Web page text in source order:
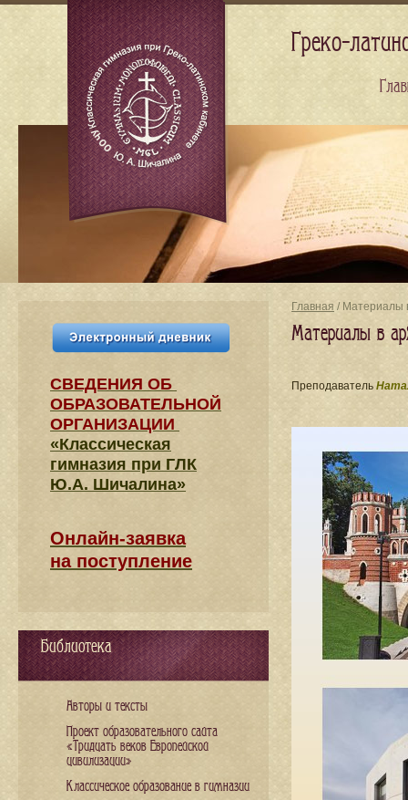
Главная / Материалы
Материалы в
Преподаватель
СВЕДЕНИЯ​ ОБ
ОБРАЗОВАТЕЛЬНОЙ
ОРГАНИЗАЦИИ
«Классическая
гимназия при ГЛК
Ю.А. Шичалина»
Онлайн-заявка
на поступление
Библиотека
Авторы и тексты
Проект образовательного сайта
«Тридцать веков Европейской
цивилизации»
Классическое образование в гимназии
Греко-